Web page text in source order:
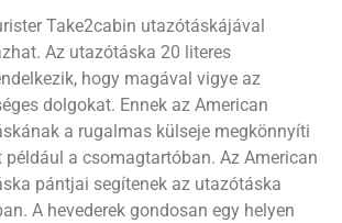
Take2cabin utazótáskájával
Az utazótáska 20 literes
hogy magával vigye az
dolgokat. Ennek az American
a rugalmas külseje megkönnyíti
a csomagtartóban. Az American
pántjai segítenek az utazótáska
A hevederek gondosan egy helyen